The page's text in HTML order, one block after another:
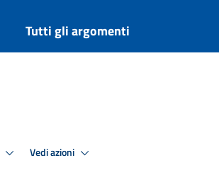
Tutti gli argomenti
Vedi azioni